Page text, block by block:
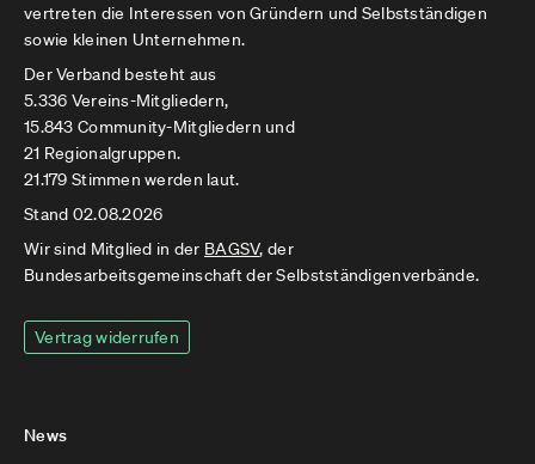
vertreten die Interessen von Gründern und Selbstständigen
sowie kleinen Unternehmen.
Der Verband besteht aus
5.336 Vereins-Mitgliedern,
15.843 Community-Mitgliedern und
21 Regionalgruppen.
21.179 Stimmen werden laut.
Stand 02.08.2026
Wir sind Mitglied in der BAGSV, der
Bundesarbeitsgemeinschaft der Selbstständigenverbände.
Vertrag widerrufen
News